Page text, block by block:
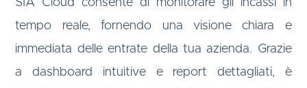
tempo reale, fornendo una visione chiara e
immediata delle entrate della tua azienda. Grazie
a dashboard intuitive e report dettagliati, è